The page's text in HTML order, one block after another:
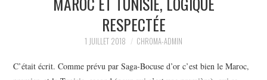
SAGA BOCUSE D’OR ?
VIDÉOS
RESPECTÉE
1 JUILLET 2018 CHROMA-ADMIN
C’était écrit. Comme prévu par Saga-Bocuse d’or c’est bien le Maroc,